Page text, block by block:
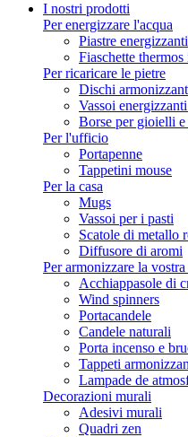
I nostri prodotti
Per energizzare l'acqua
Piastre energizzanti
Fiaschette
Per ricaricare le pietre
Dischi
Vassoi
Borse per gioielli e
Per l'ufficio
Portapenne
Tappetini mouse
Per la casa
Mugs
Vassoi per i pasti
Scatole di metallo
Diffusore di aromi
Per armonizzare la
Acchiappasole di
Wind spinners
Portacandele
Candele naturali
Porta incenso e
Tappeti
Lampade de
Decorazioni murali
Adesivi murali
Quadri zen